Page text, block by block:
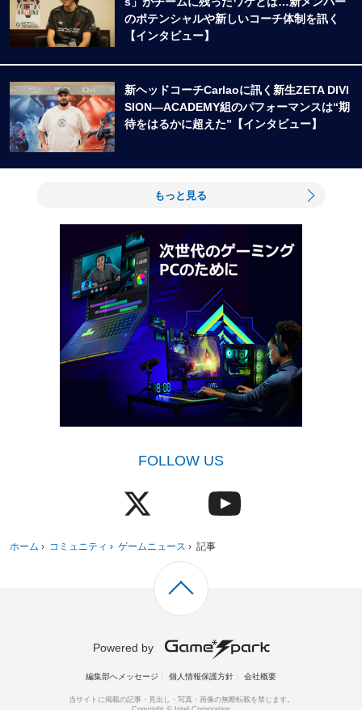
のポテンシャルや新しいコーチ体制を訊く
【インタビュー】
新ヘッドコーチCarlaoに訊く新生ZETA DIVI
SION―ACADEMY組のパフォーマンスは“期
待をはるかに超えた”【インタビュー】
もっと見る
FOLLOW US
ホーム › コミュニティ › ゲームニュース › 記事
Powered by
編集部へメッセージ 個人情報保護方針 会社概要
当サイトに掲載の記事・見出し・写真・画像の無断転載を禁じます。